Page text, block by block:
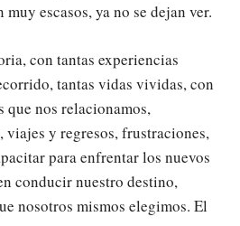
escasos, ya no se dejan ver.
con tantas experiencias
tantas vidas vividas, con
que nos relacionamos,
viajes y regresos, frustraciones,
para enfrentar los nuevos
conducir nuestro destino,
nosotros mismos elegimos. El